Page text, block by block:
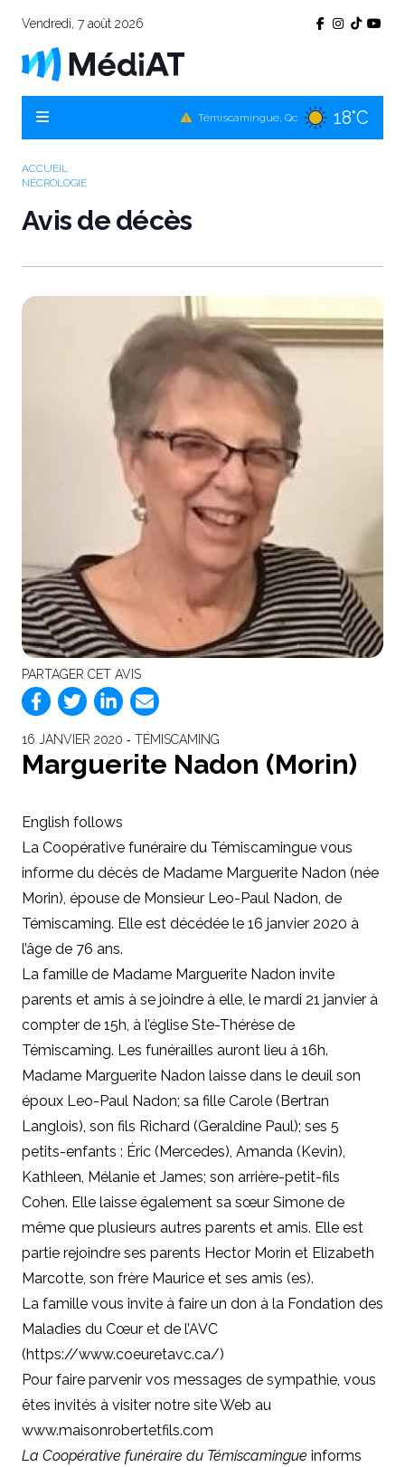
Vendredi, 7 août 2026
Témiscamingue, Qc 18°C
21°C
ACCUEIL
NÉCROLOGIE
Avis de décès
PARTAGER CET AVIS
16 JANVIER 2020 ‐ TÉMISCAMING
Marguerite Nadon (Morin)
English follows
La Coopérative funéraire du Témiscamingue vous
informe du décès de Madame Marguerite Nadon (née
Morin), épouse de Monsieur Leo-Paul Nadon, de
Témiscaming. Elle est décédée le 16 janvier 2020 à
l’âge de 76 ans.
La famille de Madame Marguerite Nadon invite
parents et amis à se joindre à elle, le mardi 21 janvier à
compter de 15h, à l’église Ste-Thérèse de
Témiscaming. Les funérailles auront lieu à 16h.
Madame Marguerite Nadon laisse dans le deuil son
époux Leo-Paul Nadon; sa fille Carole (Bertran
Langlois), son fils Richard (Geraldine Paul); ses 5
petits-enfants : Éric (Mercedes), Amanda (Kevin),
Kathleen, Mélanie et James; son arrière-petit-fils
Cohen. Elle laisse également sa sœur Simone de
même que plusieurs autres parents et amis. Elle est
partie rejoindre ses parents Hector Morin et Elizabeth
Marcotte, son frère Maurice et ses amis (es).
La famille vous invite à faire un don à la Fondation des
Maladies du Cœur et de l’AVC
(https://www.coeuretavc.ca/)
Pour faire parvenir vos messages de sympathie, vous
êtes invités à visiter notre site Web au
www.maisonrobertetfils.com
La Coopérative funéraire du Témiscamingue informs